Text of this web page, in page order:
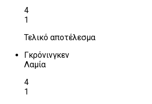
4
1
Τελικό αποτέλεσμα
Γκρόνινγκεν
Λαμία
4
1